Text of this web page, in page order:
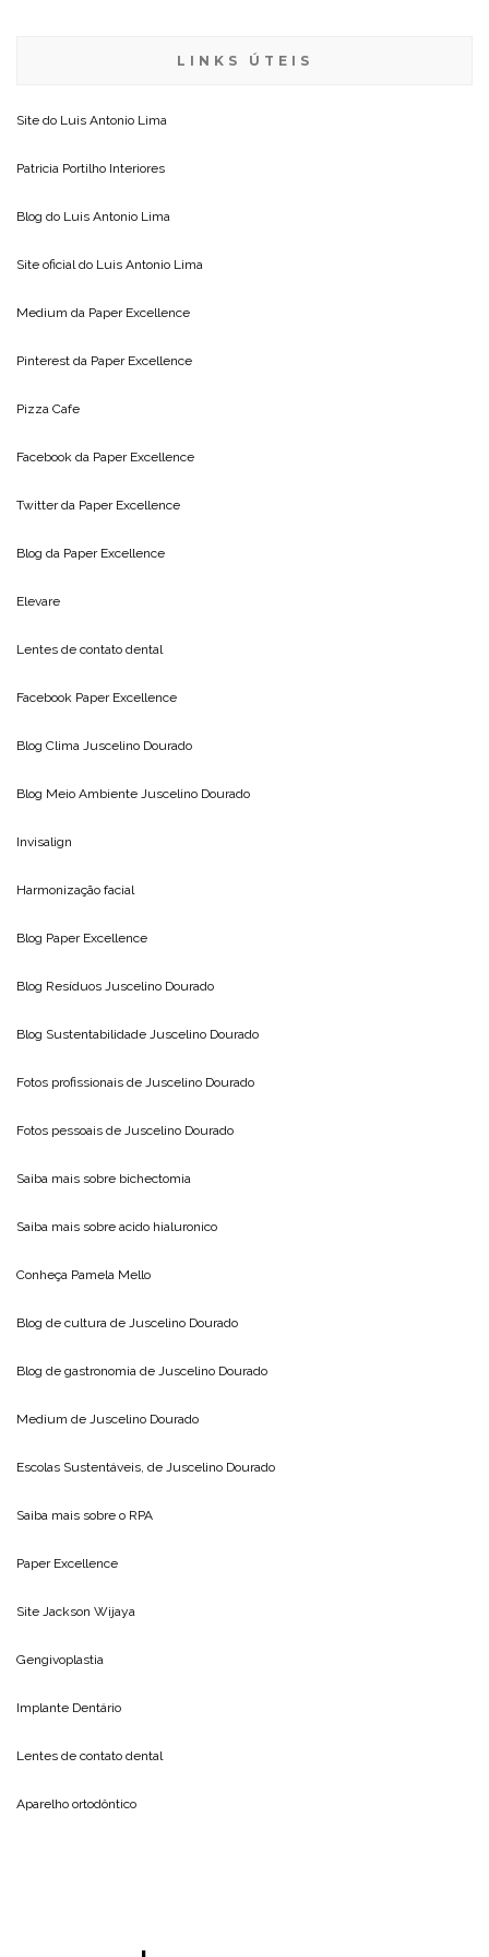
LINKS ÚTEIS
Site do Luis Antonio Lima
Patricia Portilho Interiores
Blog do Luis Antonio Lima
Site oficial do Luis Antonio Lima
Medium da Paper Excellence
Pinterest da Paper Excellence
Pizza Cafe
Facebook da Paper Excellence
Twitter da Paper Excellence
Blog da Paper Excellence
Elevare
Lentes de contato dental
Facebook Paper Excellence
Blog Clima Juscelino Dourado
Blog Meio Ambiente Juscelino Dourado
Invisalign
Harmonização facial
Blog Paper Excellence
Blog Resíduos Juscelino Dourado
Blog Sustentabilidade Juscelino Dourado
Fotos profissionais de Juscelino Dourado
Fotos pessoais de Juscelino Dourado
Saiba mais sobre bichectomia
Saiba mais sobre acido hialuronico
Conheça Pamela Mello
Blog de cultura de Juscelino Dourado
Blog de gastronomia de Juscelino Dourado
Medium de Juscelino Dourado
Escolas Sustentáveis, de Juscelino Dourado
Saiba mais sobre o RPA
Paper Excellence
Site Jackson Wijaya
Gengivoplastia
Implante Dentário
Lentes de contato dental
Aparelho ortodôntico